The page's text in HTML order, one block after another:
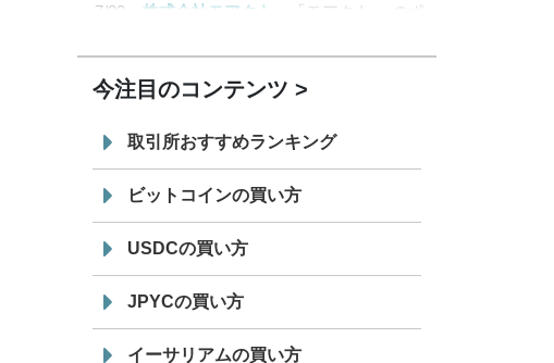
7/30
株式会社モアクト
「モアクト」 のポ
「 JPYC」を追加
19:30
てステーブルコイン「JPYSC」徹底解
説セミナーを開催
今注目のコンテンツ
取引所おすすめランキング
ビットコインの買い方
USDCの買い方
JPYCの買い方
イーサリアムの買い方